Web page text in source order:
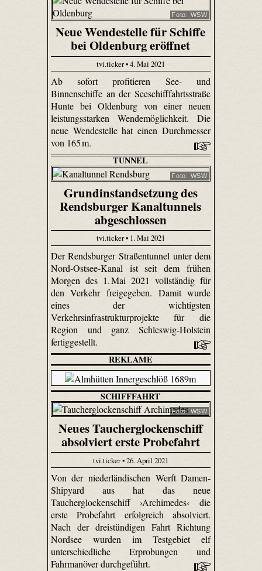
Foto: WSW
Neue Wendestelle für Schiffe
bei Oldenburg eröffnet
tvi.ticker • 4. Mai 2021
Ab sofort profitieren See- und
Binnenschiffe an der Seeschifffahrtsstraße
Hunte bei Oldenburg von einer neuen
leistungsstarken Wendemöglichkeit. Die
neue Wendestelle hat einen Durchmesser
von 165 m.
TUNNEL
Foto: WSW
Grundinstandsetzung des
Rendsburger Kanaltunnels
abgeschlossen
tvi.ticker • 1. Mai 2021
Der Rendsburger Straßentunnel unter dem
Nord-Ostsee-Kanal ist seit dem frühen
Morgen des 1. Mai 2021 vollständig für
den Verkehr freigegeben. Damit wurde
eines der wichtigsten
Verkehrsinfrastrukturprojekte für die
Region und ganz Schleswig-Holstein
fertiggestellt.
REKLAME
SCHIFFFAHRT
Foto: WSW
Neues Taucherglockenschiff
absolviert erste Probefahrt
tvi.ticker • 26. April 2021
Von der niederländischen Werft Damen-
Shipyard aus hat das neue
Taucherglockenschiff ›Archimedes‹ die
erste Probefahrt erfolgreich absolviert.
Nach der dreistündigen Fahrt Richtung
Nordsee wurden im Testgebiet elf
unterschiedliche Erprobungen und
Fahrmanöver durchgeführt.